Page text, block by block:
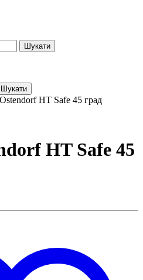
Шукати
Шукати
HT Safe 45 град
HT Safe 45